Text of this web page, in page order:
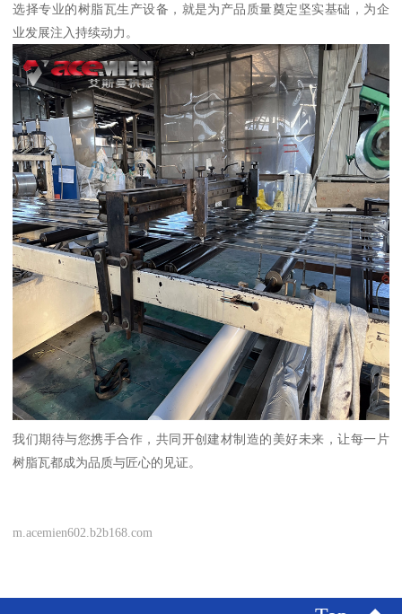
选择专业的树脂瓦生产设备，就是为产品质量奠定坚实基础，为企
业发展注入持续动力。
我们期待与您携手合作，共同开创建材制造的美好未来，让每一片
树脂瓦都成为品质与匠心的见证。
m.acemien602.b2b168.com